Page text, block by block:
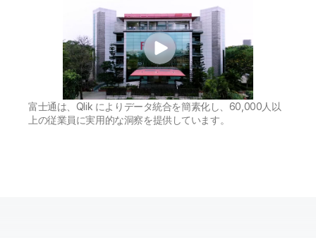
カスタマーポータル
初期トレーニング
製品関連
ニュースルーム
事業所 / 連絡先
Talend
の達成をサポートします。
コミュニティ
富士通は、Qlik によりデータ統合を簡素化し、60,000人以
上の従業員に実用的な洞察を提供しています。